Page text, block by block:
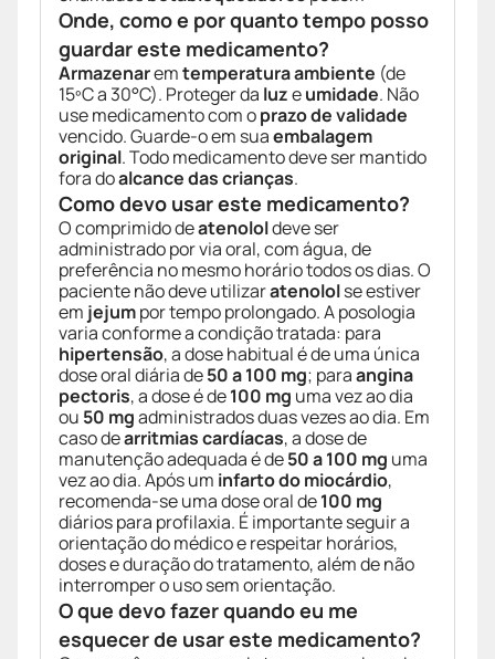
Onde, como e por quanto tempo posso
guardar este medicamento?
Armazenaremtemperatura ambiente (de
15ºC a 30°C). Proteger da luzeumidade. Não
use medicamento com oprazo de validade
vencido. Guarde-o em suaembalagem
original. Todo medicamento deve ser mantido
fora doalcance das crianças.
Como devo usar este medicamento?
O comprimido deatenololdeve ser
administrado por via oral, com água, de
preferência no mesmo horário todos os dias. O
paciente não deve utilizaratenololse estiver
em jejumpor tempo prolongado. A posologia
varia conforme a condição tratada: para
hipertensão, a dose habitual é de uma única
dose oral diária de50 a 100 mg; paraangina
pectoris, a dose é de100 mg uma vez ao dia
ou 50 mgadministrados duas vezes ao dia. Em
caso dearritmias cardíacas, a dose de
manutenção adequada é de50 a 100 mg uma
vez ao dia. Após um infarto do miocárdio,
recomenda-se uma dose oral de100 mg
diários para profilaxia. É importante seguir a
orientação do médico e respeitar horários,
doses e duração do tratamento, além de não
interromper o uso sem orientação.
O que devo fazer quando eu me
esquecer de usar este medicamento?